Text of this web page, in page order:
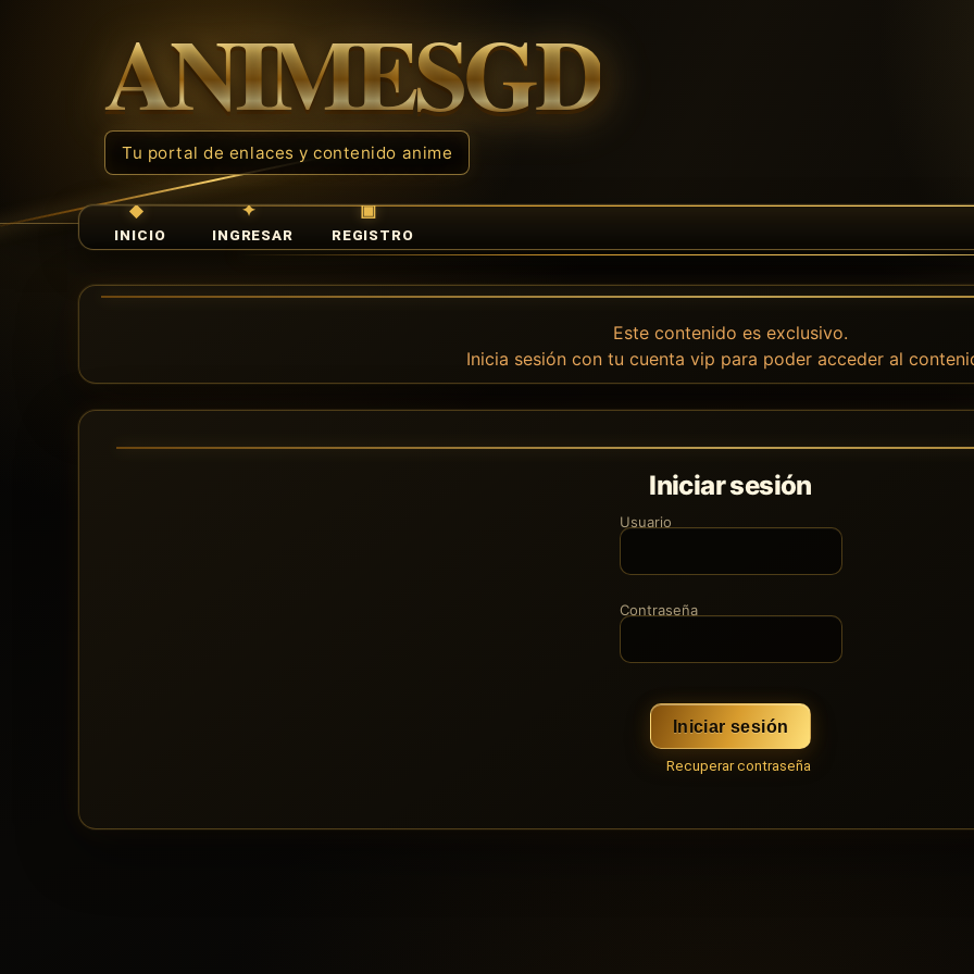
INICIO INGRESAR REGISTRO
Este contenido es exclusivo.
Inicia sesión con tu cuenta vip para poder acceder al
Iniciar sesión
Usuario
Contraseña
Iniciar sesión
Recuperar contraseña